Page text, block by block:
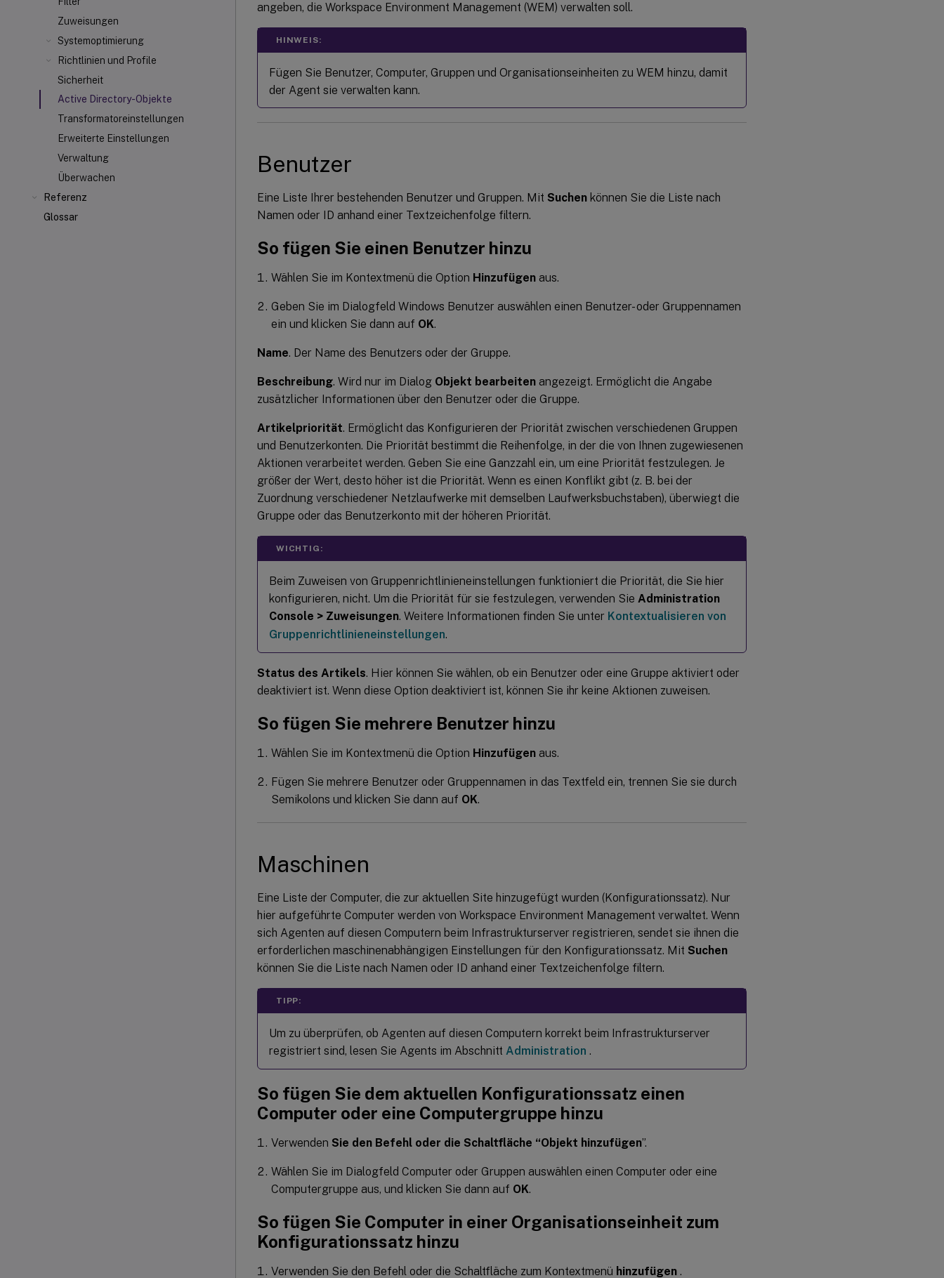
Zuweisungen
Systemoptimierung
Richtlinien und Profile
Sicherheit
Active Directory-Objekte
Transformatoreinstellungen
Erweiterte Einstellungen
Verwaltung
Überwachen
Referenz
Glossar
angeben, die Workspace Environment Management (WEM) verwalten soll.
HINWEIS:
Fügen Sie Benutzer, Computer, Gruppen und Organisationseinheiten zu WEM hinzu, damit
der Agent sie verwalten kann.
Benutzer
Eine Liste Ihrer bestehenden Benutzer und Gruppen. Mit Suchen können Sie die Liste nach
Namen oder ID anhand einer Textzeichenfolge filtern.
So fügen Sie einen Benutzer hinzu
Wählen Sie im Kontextmenü die Option Hinzufügen aus.
Geben Sie im Dialogfeld Windows Benutzer auswählen einen Benutzer- oder Gruppennamen
ein und klicken Sie dann auf OK.
Name. Der Name des Benutzers oder der Gruppe.
Beschreibung. Wird nur im Dialog Objekt bearbeiten angezeigt. Ermöglicht die Angabe
zusätzlicher Informationen über den Benutzer oder die Gruppe.
Artikelpriorität. Ermöglicht das Konfigurieren der Priorität zwischen verschiedenen Gruppen
und Benutzerkonten. Die Priorität bestimmt die Reihenfolge, in der die von Ihnen zugewiesenen
Aktionen verarbeitet werden. Geben Sie eine Ganzzahl ein, um eine Priorität festzulegen. Je
größer der Wert, desto höher ist die Priorität. Wenn es einen Konflikt gibt (z. B. bei der
Zuordnung verschiedener Netzlaufwerke mit demselben Laufwerksbuchstaben), überwiegt die
Gruppe oder das Benutzerkonto mit der höheren Priorität.
WICHTIG:
Beim Zuweisen von Gruppenrichtlinieneinstellungen funktioniert die Priorität, die Sie hier
konfigurieren, nicht. Um die Priorität für sie festzulegen, verwenden Sie Administration
Console > Zuweisungen. Weitere Informationen finden Sie unter Kontextualisieren von
Gruppenrichtlinieneinstellungen.
Status des Artikels. Hier können Sie wählen, ob ein Benutzer oder eine Gruppe aktiviert oder
deaktiviert ist. Wenn diese Option deaktiviert ist, können Sie ihr keine Aktionen zuweisen.
So fügen Sie mehrere Benutzer hinzu
Wählen Sie im Kontextmenü die Option Hinzufügen aus.
Fügen Sie mehrere Benutzer oder Gruppennamen in das Textfeld ein, trennen Sie sie durch
Semikolons und klicken Sie dann auf OK.
Maschinen
Eine Liste der Computer, die zur aktuellen Site hinzugefügt wurden (Konfigurationssatz). Nur
hier aufgeführte Computer werden von Workspace Environment Management verwaltet. Wenn
sich Agenten auf diesen Computern beim Infrastrukturserver registrieren, sendet sie ihnen die
erforderlichen maschinenabhängigen Einstellungen für den Konfigurationssatz. Mit Suchen
können Sie die Liste nach Namen oder ID anhand einer Textzeichenfolge filtern.
TIPP:
Um zu überprüfen, ob Agenten auf diesen Computern korrekt beim Infrastrukturserver
registriert sind, lesen Sie Agents im Abschnitt Administration .
So fügen Sie dem aktuellen Konfigurationssatz einen
Computer oder eine Computergruppe hinzu
Verwenden Sie den Befehl oder die Schaltfläche “Objekt hinzufügen”.
Wählen Sie im Dialogfeld Computer oder Gruppen auswählen einen Computer oder eine
Computergruppe aus, und klicken Sie dann auf OK.
So fügen Sie Computer in einer Organisationseinheit zum
Konfigurationssatz hinzu
Verwenden Sie den Befehl oder die Schaltfläche zum Kontextmenü hinzufügen .